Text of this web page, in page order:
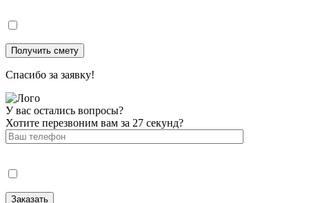
Спасибо за заявку!
У вас остались вопросы?
Хотите перезвоним вам за 27 секунд?